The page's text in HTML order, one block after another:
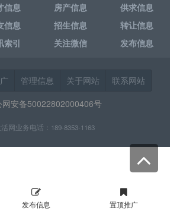
信息 房产信息
供求信息
信息 招生信息
转让信息
索引 关注微信 发布信息
管理信息 关于网站
联系网站
网安备50022802000406号
网业务电话：189-8353-1163
发布信息 置顶推广